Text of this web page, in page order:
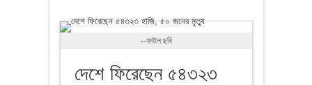
--ফাইল ছবি
দেশে ফিরেছেন ৫৪৩২৩